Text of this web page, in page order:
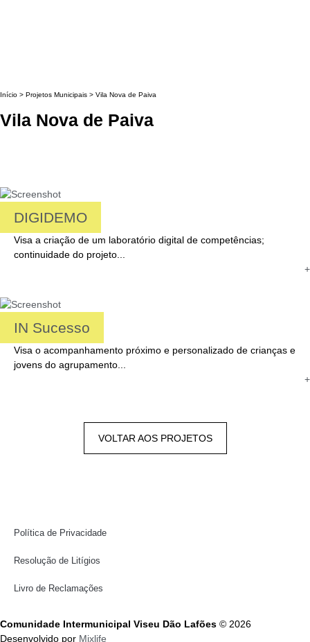
Início > Projetos Municipais > Vila Nova de Paiva
Vila Nova de Paiva
DIGIDEMO
Visa a criação de um laboratório digital de competências;
continuidade do projeto...
+
IN Sucesso
Visa o acompanhamento próximo e personalizado de crianças e
jovens do agrupamento...
+
VOLTAR AOS PROJETOS
Política de Privacidade
Resolução de Litígios
Livro de Reclamações
Comunidade Intermunicipal Viseu Dão Lafões © 2026
Desenvolvido por Mixlife